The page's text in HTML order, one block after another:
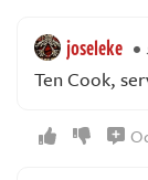
joseleke
Ten Cook,